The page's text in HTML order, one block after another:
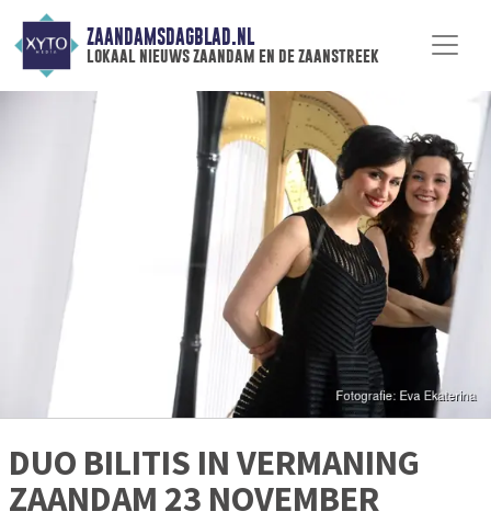
ZAANDAMSDAGBLAD.NL
lokaal nieuws zaandam en de zaanstreek
DUO BILITIS IN VERMANING
ZAANDAM 23 NOVEMBER